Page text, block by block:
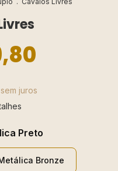
sem juros
Preto
Bronze